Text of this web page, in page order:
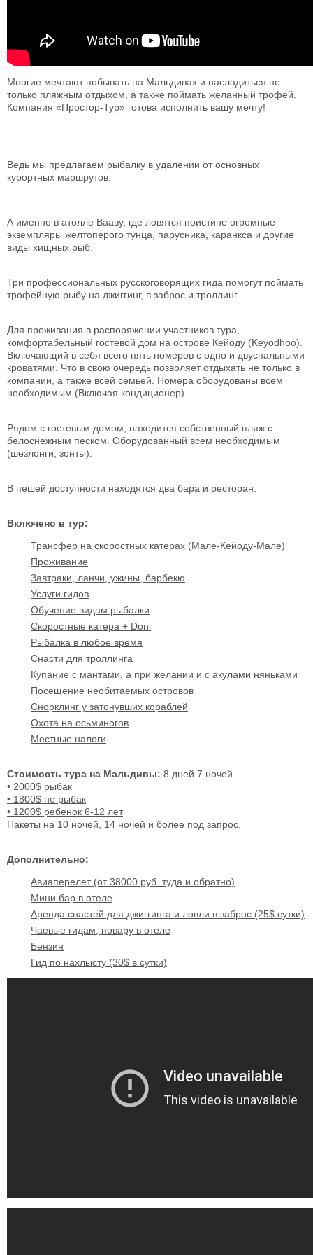
Многие мечтают побывать на Мальдивах и насладиться не
только пляжным отдыхом, а также поймать желанный трофей.
Компания «Простор-Тур» готова исполнить вашу мечту!
Ведь мы предлагаем рыбалку в удалении от основных
курортных маршрутов.
А именно в атолле Вааву, где ловятся поистине огромные
экземпляры желтоперого тунца, парусника, каранкса и другие
виды хищных рыб.
Три профессиональных русскоговорящих гида помогут поймать
трофейную рыбу на джиггинг, в заброс и троллинг.
Для проживания в распоряжении участников тура,
комфортабельный гостевой дом на острове Кейоду (Keyodhoo).
Включающий в себя всего пять номеров с одно и двуспальными
кроватями. Что в свою очередь позволяет отдыхать не только в
компании, а также всей семьей. Номера оборудованы всем
необходимым (Включая кондиционер).
Рядом с гостевым домом, находится собственный пляж с
белоснежным песком. Оборудованный всем необходимым
(шезлонги, зонты).
В пешей доступности находятся два бара и ресторан.
Включено в тур:
Трансфер на скоростных катерах (Мале-Кейоду-Мале)
Проживание
Завтраки, ланчи, ужины, барбекю
Услуги гидов
Обучение видам рыбалки
Скоростные катера + Doni
Рыбалка в любое время
Снасти для троллинга
Купание с мантами, а при желании и с акулами няньками
Посещение необитаемых островов
Снорклинг у затонувших кораблей
Охота на осьминогов
Местные налоги
Стоимость тура на Мальдивы: 8 дней 7 ночей
• 2000$ рыбак
• 1800$ не рыбак
• 1200$ ребенок 6-12 лет
Пакеты на 10 ночей, 14 ночей и более под запрос.
Дополнительно:
Авиаперелет (от 38000 руб. туда и обратно)
Мини бар в отеле
Аренда снастей для джиггинга и ловли в заброс (25$ сутки)
Чаевые гидам, повару в отеле
Бензин
Гид по нахлысту (30$ в сутки)